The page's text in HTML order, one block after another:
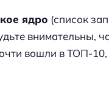
ядро (список
внимательны,
вошли в ТОП-10,